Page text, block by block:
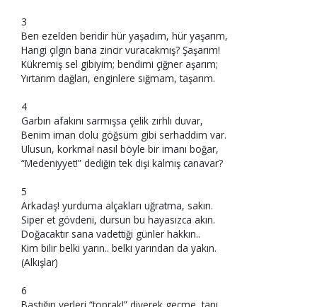
3
Ben ezelden beridir hür yaşadım, hür yaşarım,
Hangi çılgın bana zincir vuracakmış? Şaşarım!
Kükremiş sel gibiyim; bendimi çiğner aşarım;
Yırtarım dağları, enginlere sığmam, taşarım.
4
Garbın afakını sarmışsa çelik zırhlı duvar,
Benim iman dolu göğsüm gibi serhaddim var.
Ulusun, korkma! nasıl böyle bir imanı boğar,
“Medeniyyet!” dediğin tek dişi kalmış canavar?
5
Arkadaş! yurduma alçakları uğratma, sakın.
Siper et gövdeni, dursun bu hayasızca akın.
Doğacaktır sana vadettiği günler hakkın..
Kim bilir belki yarın.. belki yarından da yakın.
(Alkışlar)
6